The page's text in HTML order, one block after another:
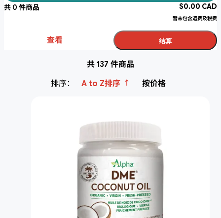
共 0 件商品 $0.00 CAD
暂未包含运费及税费
查看 结算
共 137 件商品
排序：
A to Z排序 ↑ 按价格